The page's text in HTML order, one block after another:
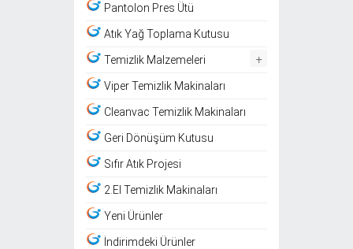
Pantolon Pres Ütü
Atık Yağ Toplama Kutusu
Temizlik Malzemeleri +
Viper Temizlik Makinaları
Cleanvac Temizlik Makinaları
Geri Dönüşüm Kutusu
Sıfır Atık Projesi
2.El Temizlik Makinaları
Yeni Ürünler
İndirimdeki Ürünler